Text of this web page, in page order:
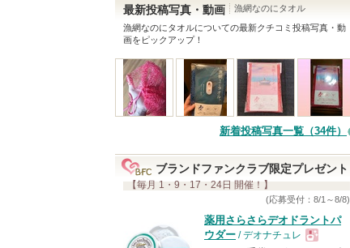
最新投稿写真・動画
漁網なのにタオル
漁網なのにタオルについての最新クチコミ投稿写真・動
画をピックアップ！
新着投稿写真一覧（34件）
ブランドファンクラブ限定プレゼント
【毎月 1・9・17・24日 開催！】
(応募受付：8/1～8/8)
薬用さらさらデオドラントパ
ウダー / デオナチュレ